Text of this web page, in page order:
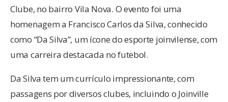
Clube, no bairro Vila Nova. O evento foi uma
homenagem a Francisco Carlos da Silva, conhecido
como “Da Silva”, um ícone do esporte joinvilense, com
uma carreira destacada no futebol.
Da Silva tem um currículo impressionante, com
passagens por diversos clubes, incluindo o Joinville